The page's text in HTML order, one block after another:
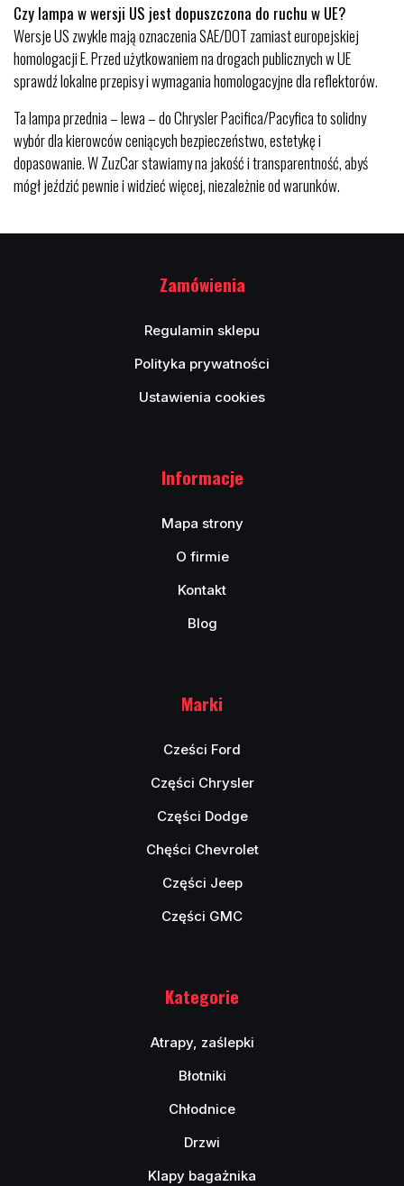
Czy lampa w wersji US jest dopuszczona do ruchu w UE?
Wersje US zwykle mają oznaczenia SAE/DOT zamiast europejskiej
homologacji E. Przed użytkowaniem na drogach publicznych w UE
sprawdź lokalne przepisy i wymagania homologacyjne dla reflektorów.
Ta lampa przednia – lewa – do Chrysler Pacifica/Pacyfica to solidny
wybór dla kierowców ceniących bezpieczeństwo, estetykę i
dopasowanie. W ZuzCar stawiamy na jakość i transparentność, abyś
mógł jeździć pewnie i widzieć więcej, niezależnie od warunków.
Zamówienia
Regulamin sklepu
Polityka prywatności
Ustawienia cookies
Informacje
Mapa strony
O firmie
Kontakt
Blog
Marki
Cześci Ford
Części Chrysler
Części Dodge
Chęści Chevrolet
Części Jeep
Części GMC
Kategorie
Atrapy, zaślepki
Błotniki
Chłodnice
Drzwi
Klapy bagażnika